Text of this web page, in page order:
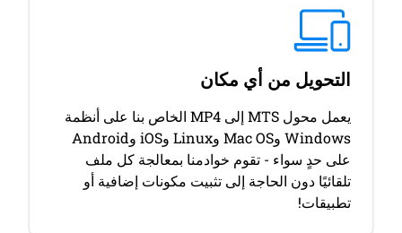
التحويل من أي مكان
يعمل محول MTS إلى MP4 الخاص بنا على أنظمة
Windows وMac OS وLinux وiOS وAndroid
على حدٍ سواء - تقوم خوادمنا بمعالجة كل ملف
تلقائيًا دون الحاجة إلى تثبيت مكونات إضافية أو
تطبيقات!